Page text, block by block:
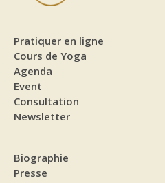
Pratiquer en ligne
Cours de Yoga
Agenda
Event
Consultation
Newsletter
Biographie
Presse